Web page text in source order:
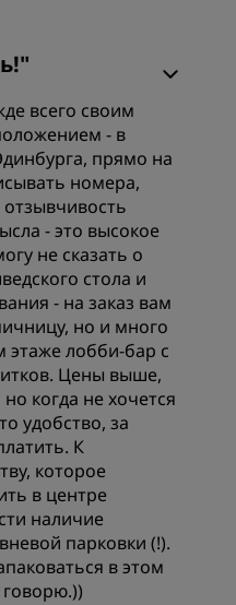
"
всего своим
- в
прямо на
номера,
- это высокое
не сказать о
стола и
- на заказ вам
но и много
этаже лобби-бар с
Цены выше,
когда не хочется
удобство, за
К
которое
в центре
наличие
парковки (!).
в этом